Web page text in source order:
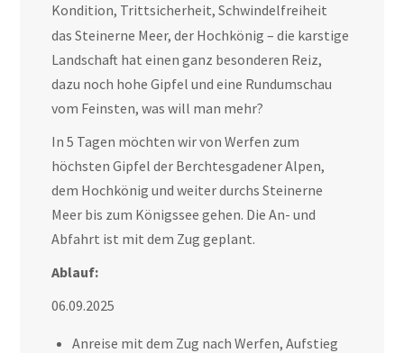
Kondition, Trittsicherheit, Schwindelfreiheit
das Steinerne Meer, der Hochkönig – die karstige
Landschaft hat einen ganz besonderen Reiz,
dazu noch hohe Gipfel und eine Rundumschau
vom Feinsten, was will man mehr?
In 5 Tagen möchten wir von Werfen zum
höchsten Gipfel der Berchtesgadener Alpen,
dem Hochkönig und weiter durchs Steinerne
Meer bis zum Königssee gehen. Die An- und
Abfahrt ist mit dem Zug geplant.
Ablauf:
06.09.2025
Anreise mit dem Zug nach Werfen, Aufstieg